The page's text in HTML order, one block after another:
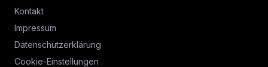
Kontakt
Impressum
Datenschutzerklärung
Cookie-Einstellungen